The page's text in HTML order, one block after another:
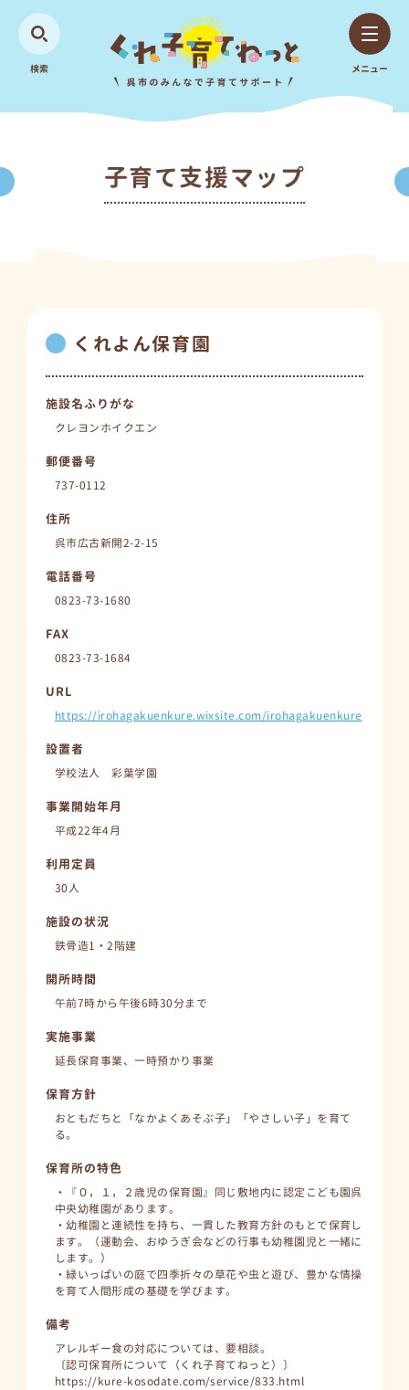
検索 メニュー
子育て支援マップ
くれよん保育園
施設名ふりがな
クレヨンホイクエン
郵便番号
737-0112
住所
呉市広古新開2-2-15
電話番号
0823-73-1680
FAX
0823-73-1684
URL
https://irohagakuenkure.wixsite.com/irohagakuenkure
設置者
学校法人 彩葉学園
事業開始年月
平成22年4月
利用定員
30人
施設の状況
鉄骨造1・2階建
開所時間
午前7時から午後6時30分まで
実施事業
延長保育事業、一時預かり事業
保育方針
おともだちと「なかよくあそぶ子」「やさしい子」を育て
る。
保育所の特色
・『０，１，２歳児の保育園』同じ敷地内に認定こども園呉
中央幼稚園があります。
・幼稚園と連続性を持ち、一貫した教育方針のもとで保育し
ます。（運動会、おゆうぎ会などの行事も幼稚園児と一緒に
します。）
・緑いっぱいの庭で四季折々の草花や虫と遊び、豊かな情操
を育て人間形成の基礎を学びます。
備考
アレルギー食の対応については、要相談。
〔認可保育所について（くれ子育てねっと）〕
https://kure-kosodate.com/service/833.html